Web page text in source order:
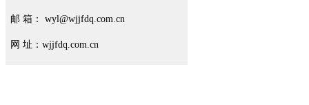
邮 箱： wyl@wjjfdq.com.cn
网 址：wjjfdq.com.cn